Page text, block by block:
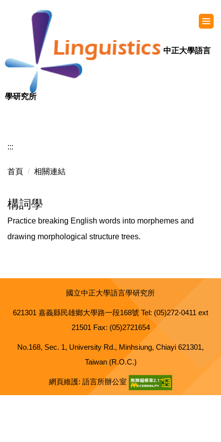
中正大學語言
學研究所
:::
首頁 相關連結
構詞學
Practice breaking English words into morphemes and
drawing morphological structure trees.
國立中正大學語言學研究所
621301 嘉義縣民雄鄉大學路一段168號 Tel: (05)272-0411 ext
21501 Fax: (05)2721654
No.168, Sec. 1, University Rd., Minhsiung, Chiayi 621301,
Taiwan (R.O.C.)
網頁維護: 語言所辦公室